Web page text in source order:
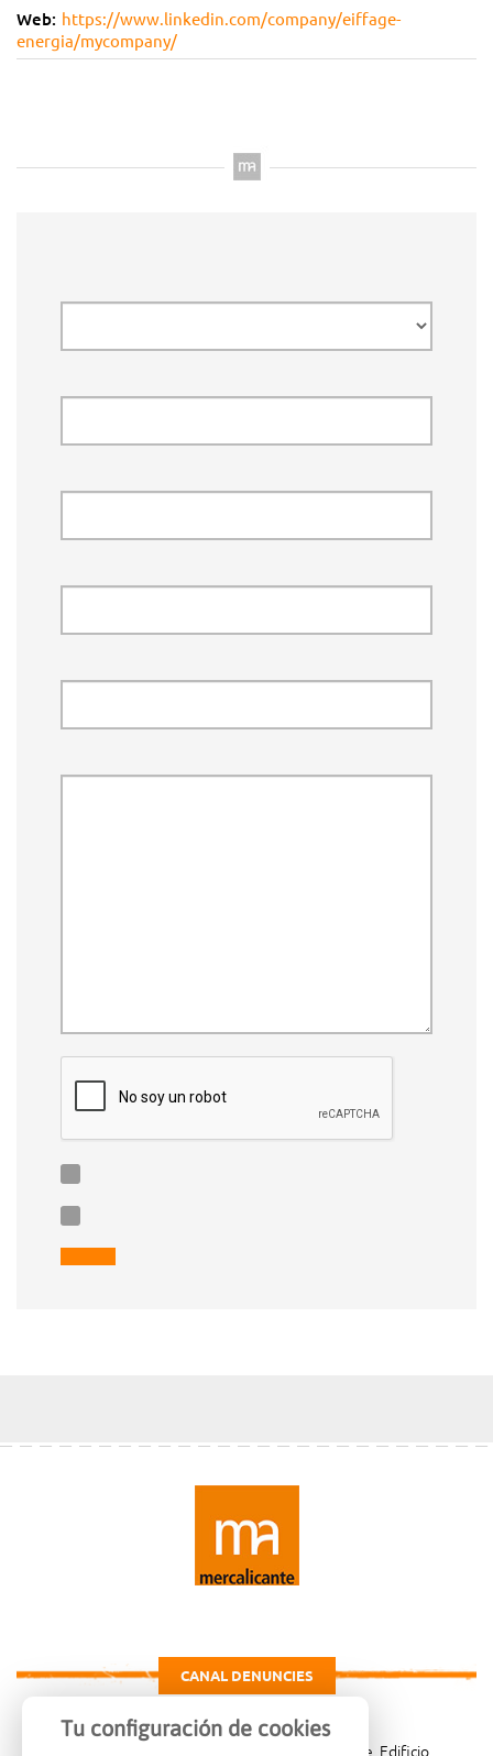
Web: https://www.linkedin.com/company/eiffage-
energia/mycompany/
CANAL DENUNCIES
Carretera de Madrid Km. 4, 03007 Alicante, Edificio
Tu configuración de cookies